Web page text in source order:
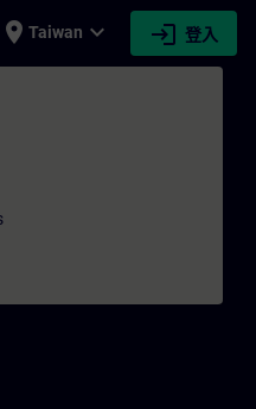
place Taiwan expand_more login 登入